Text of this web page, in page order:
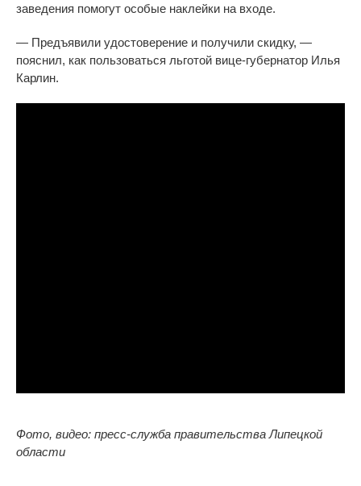
заведения помогут особые наклейки на входе.
— Предъявили удостоверение и получили скидку, —
пояснил, как пользоваться льготой вице-губернатор Илья
Карлин.
Фото, видео: пресс-служба правительства Липецкой
области